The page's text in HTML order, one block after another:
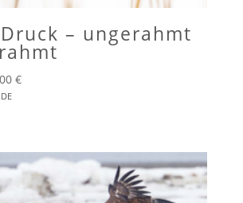
– ungerahmt
€Preisspanne: